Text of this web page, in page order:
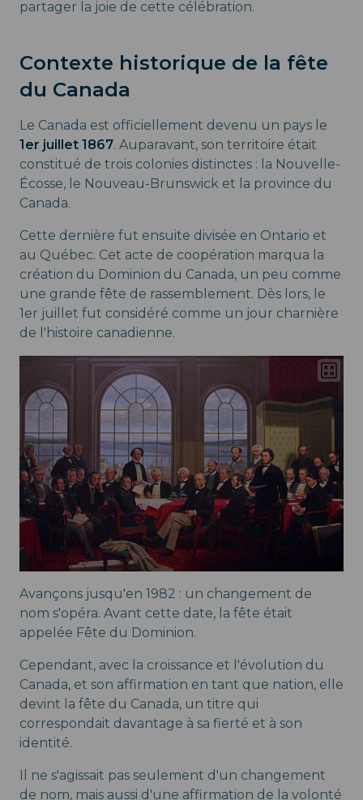
partager la joie de cette célébration.
Contexte historique de la fête
du Canada
Le Canada est officiellement devenu un pays le
1er juillet 1867. Auparavant, son territoire était
constitué de trois colonies distinctes : la Nouvelle-
Écosse, le Nouveau-Brunswick et la province du
Canada.
Cette dernière fut ensuite divisée en Ontario et
au Québec. Cet acte de coopération marqua la
création du Dominion du Canada, un peu comme
une grande fête de rassemblement. Dès lors, le
1er juillet fut considéré comme un jour charnière
de l'histoire canadienne.
Avançons jusqu'en 1982 : un changement de
nom s'opéra. Avant cette date, la fête était
appelée Fête du Dominion.
Cependant, avec la croissance et l'évolution du
Canada, et son affirmation en tant que nation, elle
devint la fête du Canada, un titre qui
correspondait davantage à sa fierté et à son
identité.
Il ne s'agissait pas seulement d'un changement
de nom, mais aussi d'une affirmation de la volonté